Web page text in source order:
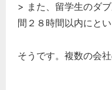
> また、留学生のダ
間２８時間以内にと
そうです。複数の会